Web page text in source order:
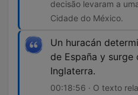
decisão levaram a
Cidade do México.
Un huracán
de España y
Inglaterra.
00:18:56 · O texto